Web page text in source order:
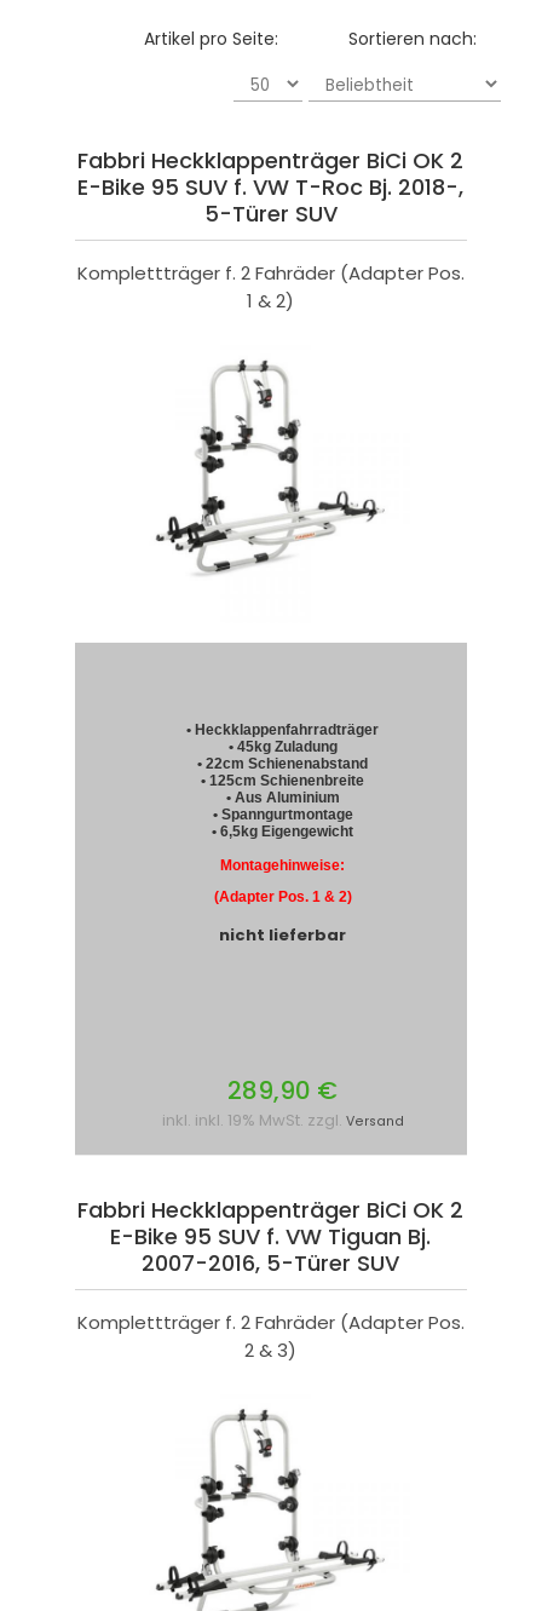
Sortieren nach:
Artikel pro Seite:
Fabbri Heckklappenträger BiCi OK 2
E-Bike 95 SUV f. VW T-Roc Bj. 2018-,
5-Türer SUV
Komplettträger f. 2 Fahräder (Adapter Pos.
1 & 2)
• Heckklappenfahrradträger
• 45kg Zuladung
• 22cm Schienenabstand
• 125cm Schienenbreite
• Aus Aluminium
• Spanngurtmontage
• 6,5kg Eigengewicht
Montagehinweise:
(Adapter Pos. 1 & 2)
nicht lieferbar
289,90 €
inkl. inkl. 19% MwSt. zzgl. Versand
Fabbri Heckklappenträger BiCi OK 2
E-Bike 95 SUV f. VW Tiguan Bj.
2007-2016, 5-Türer SUV
Komplettträger f. 2 Fahräder (Adapter Pos.
2 & 3)